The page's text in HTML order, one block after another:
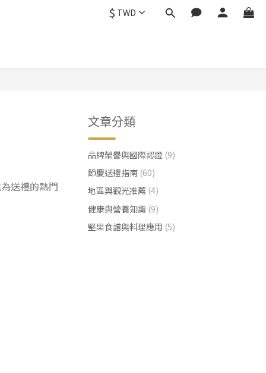
$ TWD
送禮的熱門
文章分類
品牌榮譽與國際認證 (9)
節慶送禮指南 (60)
地區與觀光推薦 (4)
健康與營養知識 (9)
堅果食譜與料理應用 (5)